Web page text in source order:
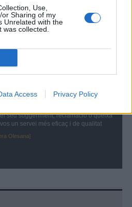
Use,
Sharing of my
Unrelated with the
collected.
Access Privacy Policy
seu suggeriment, reclamació o queixa
un servei més eficaç i de qualitat
Olesana]